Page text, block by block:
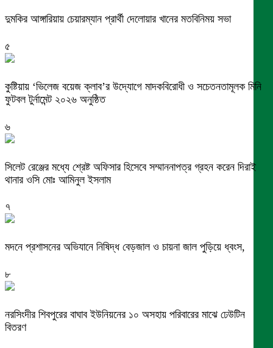
দুমকির আঙ্গারিয়ায় চেয়ারম্যান প্রার্থী দেলোয়ার খানের মতবিনিময় সভা
৫
কুষ্টিয়ায় ‘ভিলেজ বয়েজ ক্লাব’র উদ্যোগে মাদকবিরোধী ও সচেতনতামূলক মিনি
ফুটবল টুর্নামেন্ট ২০২৬ অনুষ্ঠিত
৬
সিলেট রেঞ্জের মধ্যে শ্রেষ্ট অফিসার হিসেবে সম্মাননাপত্র গ্রহন করেন দিরাই
থানার ওসি মোঃ আমিনুল ইসলাম
৭
মদনে প্রশাসনের অভিযানে নিষিদ্ধ বেড়জাল ও চায়না জাল পুড়িয়ে ধ্বংস,
৮
নরসিংদীর শিবপুরের বাঘাব ইউনিয়নের ১০ অসহায় পরিবারের মাঝে ঢেউটিন
বিতরণ